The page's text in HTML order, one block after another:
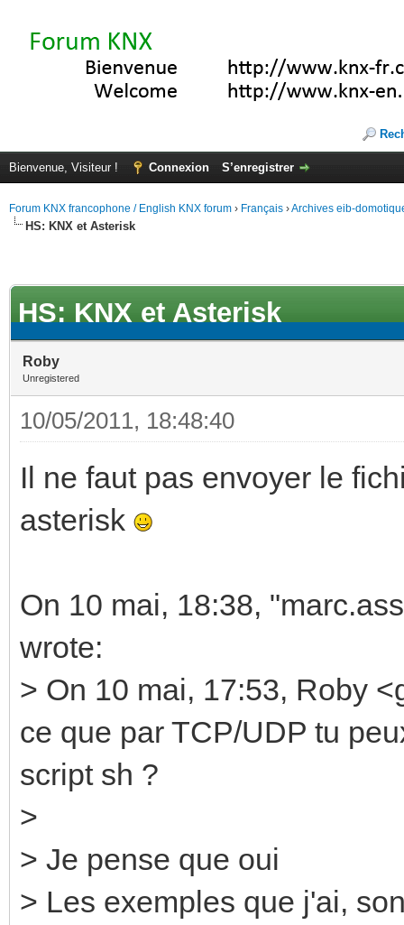
Bienvenue, Visiteur ! Connexion S’enregistrer
Forum KNX francophone / English KNX forum › Français ›Archives eib-
HS: KNX et Asterisk
HS: KNX et Asterisk
Roby
Unregistered
10/05/2011, 18:48:40
Il ne faut pas envoyer le
asterisk
On 10 mai, 18:38,
wrote:
> On 10 mai, 17:53, Roby
ce que par TCP/UDP tu
script sh ?
>
> Je pense que oui
> Les exemples que j'ai,